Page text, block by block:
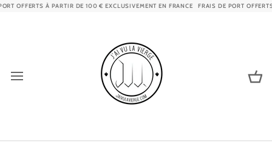
Passer
OFFERTS À PARTIR DE 100 € EXCLUSIVEMENT EN FRANCE FRAIS DE PORT OFFERTS